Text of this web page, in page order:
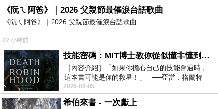
品號：1121785
名師手藝?傳統味
鬆軟美味在其中~
《阮ㄟ阿爸》｜2026 父親節最催淚台語歌曲
《阮ㄟ阿爸》｜2026 父親節最催淚台語歌曲
22 小時前
技能密碼：MIT博士教你從似懂非懂到穩定輸出，把專業變事業的職能升級攻略 /麥特．比恩(容錯)
［內容介紹］「如果你擔心自己的技能會過時，
這本書可能是你的救星！」 ──亞當．格蘭特
（Adam Grant），《
2026-08-05
希伯來書 - 一次獻上